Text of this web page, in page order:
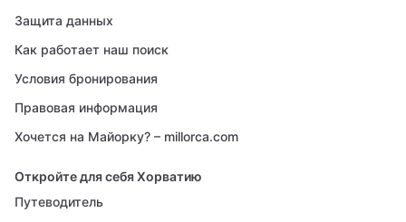
Защита данных
Как работает наш поиск
Условия бронирования
Правовая информация
Хочется на Майорку? – millorca.com
Откройте для себя Хорватию
Путеводитель